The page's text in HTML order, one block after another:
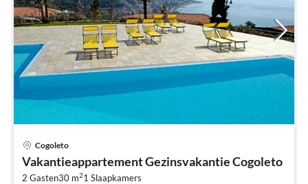
Cogoleto
Vakantieappartement Gezinsvakantie Cogoleto
2 Gasten30 m21 Slaapkamers